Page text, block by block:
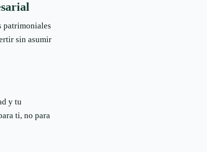
patrimoniales
sin asumir
y tu
ti, no para